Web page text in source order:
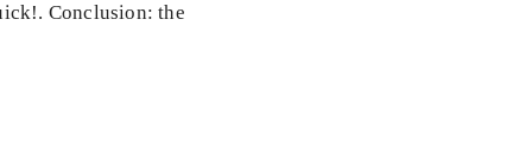
Conclusion: the